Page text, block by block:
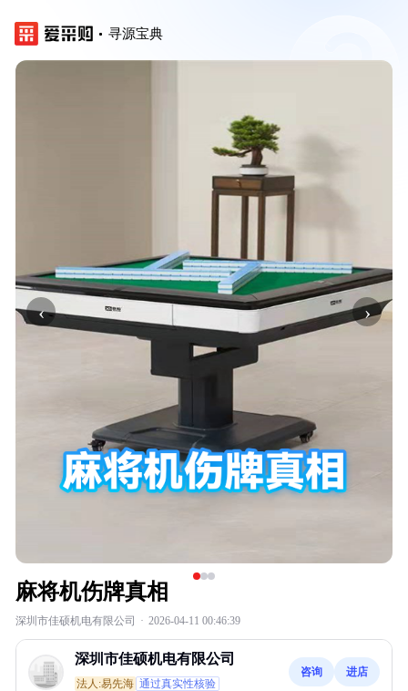
寻源宝典
‹ ›
麻将机伤牌真相
深圳市佳硕机电有限公司 · 2026-04-11 00:46:39
深圳市佳硕机电有限公司
法人:易先海 通过真实性核验
咨询 进店